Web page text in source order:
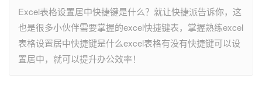
Excel表格设置居中快捷键是什么？就让快捷派告诉你，这
也是很多小伙伴需要掌握的excel快捷键表，掌握熟练excel
表格设置居中快捷键是什么excel表格有没有快捷键可以设
置居中，就可以提升办公效率！